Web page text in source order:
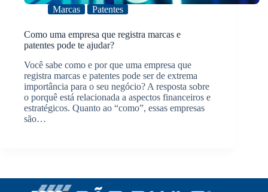
Marcas Patentes
Como uma empresa que registra marcas e
patentes pode te ajudar?
Você sabe como e por que uma empresa que
registra marcas e patentes pode ser de extrema
importância para o seu negócio? A resposta sobre
o porquê está relacionada a aspectos financeiros e
estratégicos. Quanto ao “como”, essas empresas
são…